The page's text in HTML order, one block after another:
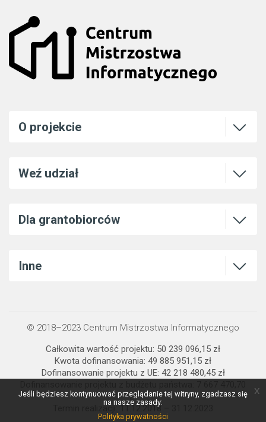
O projekcie Otwórz
Weź udział Otwórz
Dla grantobiorców Otwórz
Inne Otwórz
© 2018–2023 Centrum Mistrzostwa Informatycznego
Całkowita wartość projektu: 50 239 096,15 zł
Kwota dofinansowania: 49 885 951,15 zł
Dofinansowanie projektu z UE: 42 218 480,45 zł
zł
Termin realizacji: 11.12.2018 – 31.12.2023
Jeśli będziesz kontynuować przeglądanie tej witryny, zgadzasz się
na nasze zasady:
Polityka prywatności
x